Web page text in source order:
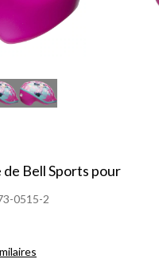
Bell Sports pour
0515-2